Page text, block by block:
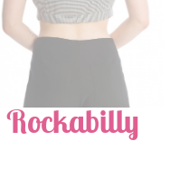
Rockabilly